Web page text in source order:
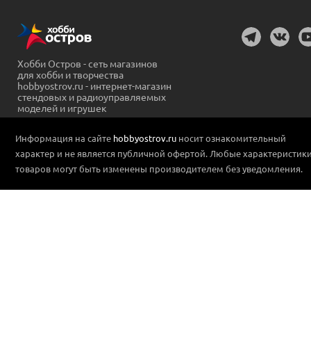
Хобби Остров - сеть магазинов
для хобби и творчества
hobbyostrov.ru - интернет-магазин
стендовых и радиоуправляемых
моделей и игрушек
Информация на сайте hobbyostrov.ru носит ознакомительный
характер и не является публичной офертой. Любые
товаров могут быть изменены производителем без уведомления.